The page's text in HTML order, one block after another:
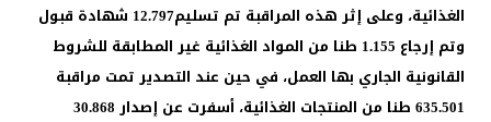
الغذائية، وعلى إثر هذه المراقبة تم تسليم12.797 شهادة قبول
وتم إرجاع 1.155 طنا من المواد الغذائية غير المطابقة للشروط
القانونية الجاري بها العمل، في حين عند التصدير تمت مراقبة
635.501 طنا من المنتجات الغذائية، أسفرت عن إصدار 30.868